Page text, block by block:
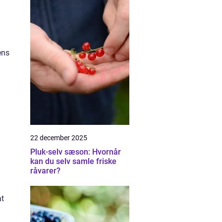
22 december 2025
Pluk-selv sæson: Hvornår
kan du selv samle friske
råvarer?